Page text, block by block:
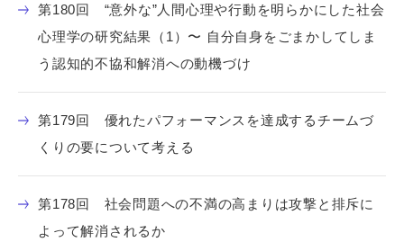
第180回 “意外な”人間心理や行動を明らかにした社会
心理学の研究結果（1）〜 自分自身をごまかしてしま
う認知的不協和解消への動機づけ
第179回 優れたパフォーマンスを達成するチームづ
くりの要について考える
第178回 社会問題への不満の高まりは攻撃と排斥に
よって解消されるか